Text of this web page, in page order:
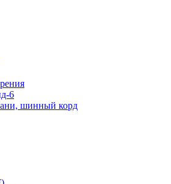
6
шинный корд